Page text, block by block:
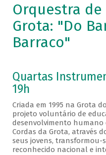
Orquestra de
Grota: "Do
Barraco"
Quartas
19h
Criada em 1995 na Grota
projeto voluntário de
desenvolvimento humano
Cordas da Grota, através
seus jovens,
reconhecido nacional e